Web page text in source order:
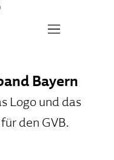
Bayern
Logo und das
den GVB.